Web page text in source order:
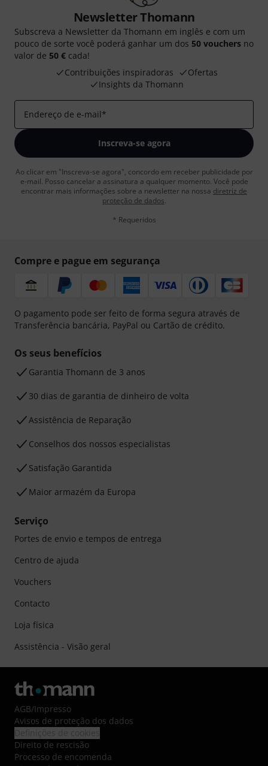
Newsletter Thomann
Subscreva a Newsletter da Thomann em inglês e com um
pouco de sorte você poderá ganhar um dos 50 vouchers no
valor de 50 € cada!
Contribuições inspiradoras
Ofertas
Insights da Thomann
Endereço de e-mail*
Inscreva-se agora
Ao clicar em "Inscreva-se agora", concordo em receber publicidade por
e-mail. Posso cancelar a assinatura a qualquer momento. Você pode
encontrar mais informações sobre a newsletter na nossa diretriz de
proteção de dados.
* Requeridos
Compre e pague em segurança
O pagamento pode ser feito de forma segura através de
Transferência bancária, PayPal ou Cartão de crédito.
Os seus benefícios
Garantia Thomann de 3 anos
30 dias de garantia de dinheiro de volta
Assistência de Reparação
Conselhos dos nossos especialistas
Satisfação Garantida
Maior armazém da Europa
Serviço
Portes de envio e tempos de entrega
Centro de ajuda
Vouchers
Contacto
Loja física
Assistência - Visão geral
AGB/Impresso
Avisos de proteção dos dados
Direito de rescisão
Processo de encomenda